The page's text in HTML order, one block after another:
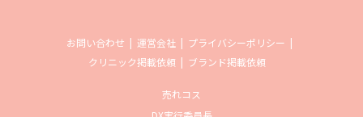
お問い合わせ 運営会社
プライバシーポリシー
クリニック掲載依頼
ブランド掲載依頼
売れコス